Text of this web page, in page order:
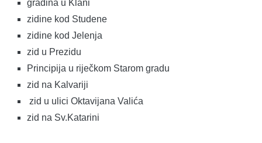
gradina u Klani
zidine kod Studene
zidine kod Jelenja
zid u Prezidu
Principija u riječkom Starom gradu
zid na Kalvariji
zid u ulici Oktavijana Valića
zid na Sv.Katarini